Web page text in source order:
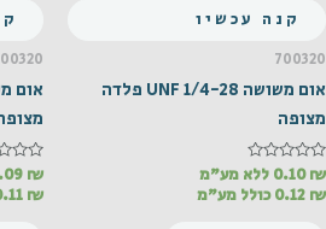
קנה עכשיו
700320
אום משושה UNF 1/4-28 פלדה
מצופה
דורג
מתוך
0.10₪
ללא מע"מ
0.12 ₪ כולל מע"מ
דורג
מתוך
₪
₪